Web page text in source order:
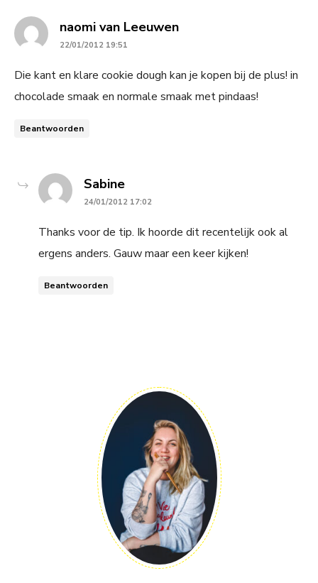
naomi van Leeuwensays:
22/01/2012 19:51
Die kant en klare cookie dough kan je kopen bij de plus! in
chocolade smaak en normale smaak met pindaas!
Beantwoorden
Sabinesays:
24/01/2012 17:02
Thanks voor de tip. Ik hoorde dit recentelijk ook al
ergens anders. Gauw maar een keer kijken!
Beantwoorden